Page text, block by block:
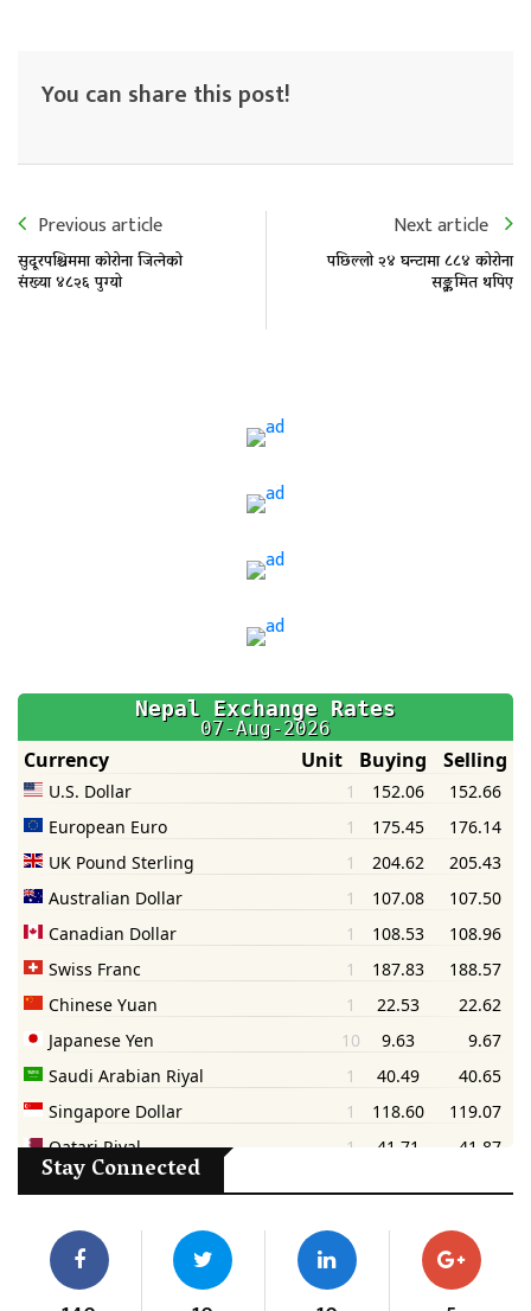
You can share this post!
Previous article
सुदूरपश्चिममा कोरोना जित्नेको
संख्या ४८२६ पुग्यो
Next article
पछिल्लो २४ घन्टामा ८८४ कोरोना
सङ्क्रमित थपिए
Stay Connected